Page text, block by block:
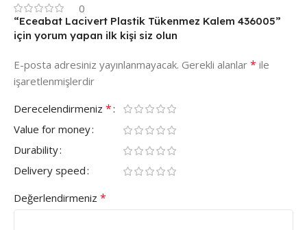
0
“Eceabat Lacivert Plastik Tükenmez Kalem 436005”
için yorum yapan ilk kişi siz olun
E-posta adresiniz yayınlanmayacak. Gerekli alanlar * ile
işaretlenmişlerdir
Derecelendirmeniz *
Value for money
Durability
Delivery speed
Değerlendirmeniz *